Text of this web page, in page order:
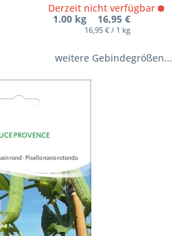
Derzeit nicht verfügbar
1.00 kg 16,95 €
16,95 € / 1 kg
weitere Gebindegrößen...